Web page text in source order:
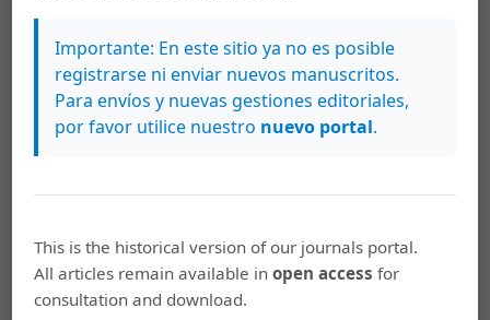
Importante: En este sitio ya no es posible
registrarse ni enviar nuevos manuscritos.
Para envíos y nuevas gestiones editoriales,
por favor utilice nuestro nuevo portal.
This is the historical version of our journals portal.
All articles remain available inopen access for
consultation and download.